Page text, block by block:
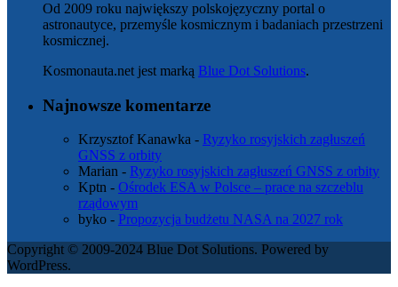
Od 2009 roku największy polskojęzyczny portal o
astronautyce, przemyśle kosmicznym i badaniach przestrzeni
kosmicznej.
Kosmonauta.net jest marką Blue Dot Solutions.
Najnowsze komentarze
Krzysztof Kanawka - Ryzyko rosyjskich zagłuszeń
GNSS z orbity
Marian - Ryzyko rosyjskich zagłuszeń GNSS z orbity
Kptn - Ośrodek ESA w Polsce – prace na szczeblu
rządowym
byko - Propozycja budżetu NASA na 2027 rok
Copyright © 2009-2024 Blue Dot Solutions. Powered by
WordPress.